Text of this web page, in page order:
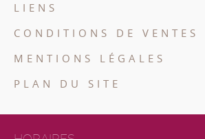
LIENS
CONDITIONS DE VENTES
MENTIONS LÉGALES
PLAN DU SITE